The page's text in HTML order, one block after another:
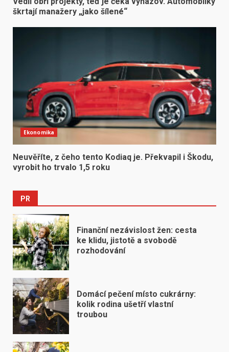
škrtají manažery „jako šílené“
Ekonomika
Neuvěříte, z čeho tento Kodiaq je. Překvapil i Škodu,
vyrobit ho trvalo 1,5 roku
PR
Finanční nezávislost žen: cesta
ke klidu, jistotě a svobodě
rozhodování
Domácí pečení místo cukrárny:
kolik rodina ušetří vlastní
troubou